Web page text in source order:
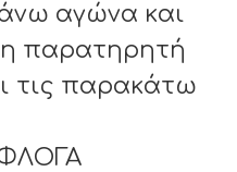
αγώνα και
παρατηρητή
τις παρακάτω